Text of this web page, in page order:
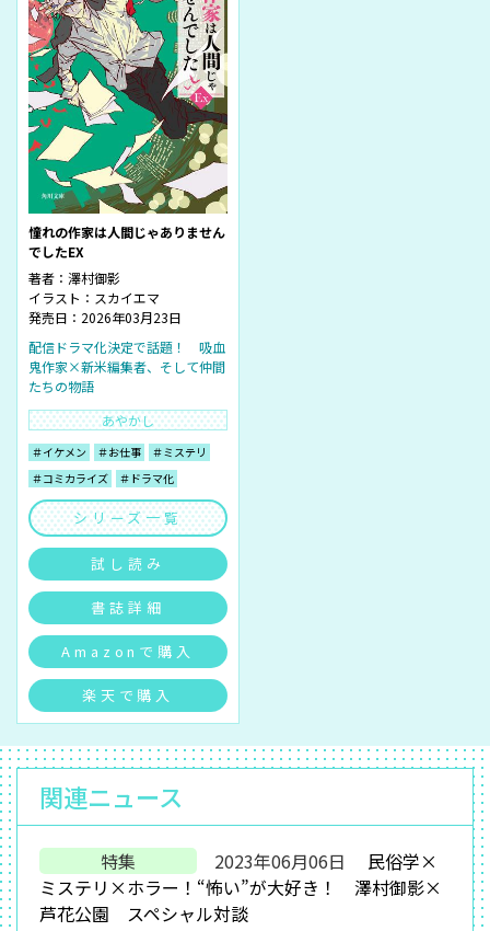
憧れの作家は人間じゃありません
でしたEX
著者： 澤村御影
イラスト： スカイエマ
発売日：2026年03月23日
配信ドラマ化決定で話題！ 吸血
鬼作家×新米編集者、そして仲間
たちの物語
あやかし
＃イケメン ＃お仕事
＃ミステリ
＃コミカライズ
＃ドラマ化
シリーズ一覧
試し読み
書誌詳細
Amazonで購入
楽天で購入
関連ニュース
特集 2023年06月06日
民俗学×
ミステリ×ホラー！“怖い”が大好き！ 澤村御影×
芦花公園 スペシャル対談